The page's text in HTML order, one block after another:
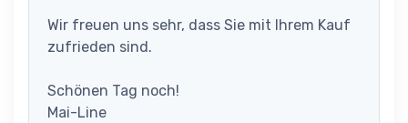
Wir freuen uns sehr, dass Sie mit Ihrem Kauf
zufrieden sind.
Schönen Tag noch!
Mai-Line